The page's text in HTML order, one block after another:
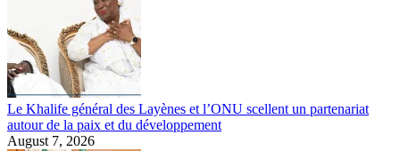
Le Khalife général des Layènes et l’ONU scellent un partenariat
autour de la paix et du développement
August 7, 2026